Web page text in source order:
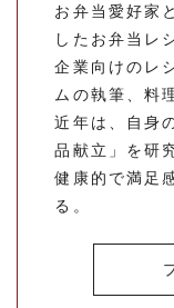
お弁当愛好家
したお弁当レ
企業向けのレ
ムの執筆、料
近年は、自身
品献立」を研
健康的で満足
る。